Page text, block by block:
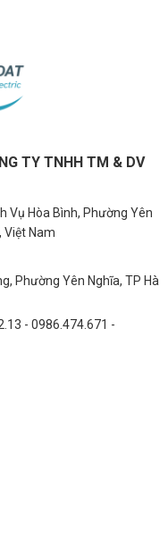
TY TNHH TM & DV
Vụ Hòa Bình, Phường Yên
Việt Nam
Phường Yên Nghĩa, TP Hà
- 0986.474.671 -